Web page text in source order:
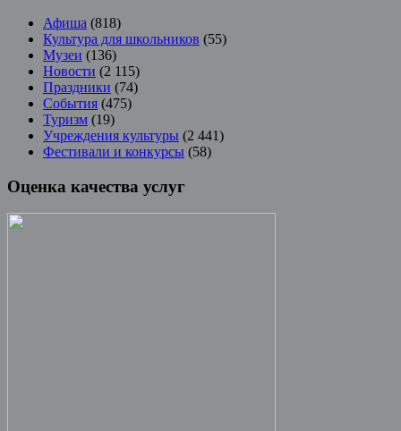
Афиша (818)
Культура для школьников (55)
Музеи (136)
Новости (2 115)
Праздники (74)
События (475)
Туризм (19)
Учреждения культуры (2 441)
Фестивали и конкурсы (58)
Оценка качества услуг